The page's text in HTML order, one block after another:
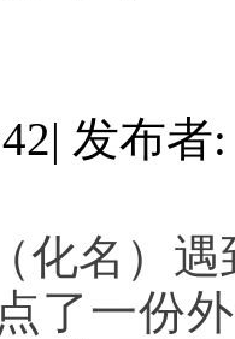
| 发布者
化名）
了一份